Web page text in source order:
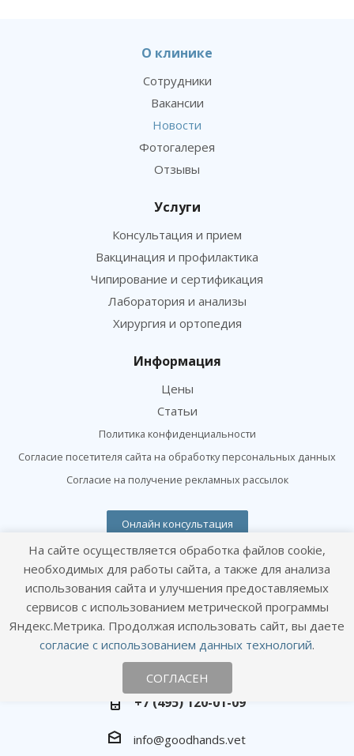
О клинике
Сотрудники
Вакансии
Новости
Фотогалерея
Отзывы
Услуги
Консультация и прием
Вакцинация и профилактика
Чипирование и сертификация
Лаборатория и анализы
Хирургия и ортопедия
Информация
Цены
Статьи
Политика конфиденциальности
Согласие посетителя сайта на обработку персональных данных
Согласие на получение рекламных рассылок
Онлайн консультация
Оставайтесь на связи
Наши контакты
+7 (495) 120-01-09
info@goodhands.vet
На сайте осуществляется обработка файлов cookie,
необходимых для работы сайта, а также для анализа
использования сайта и улучшения предоставляемых
сервисов с использованием метрической программы
Яндекс.Метрика. Продолжая использовать сайт, вы даете
согласие с использованием данных технологий.
СОГЛАСЕН